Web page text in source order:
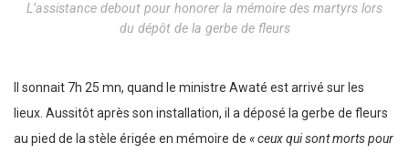
L’assistance debout pour honorer la mémoire des martyrs lors
du dépôt de la gerbe de fleurs
Il sonnait 7h 25 mn, quand le ministre Awaté est arrivé sur les
lieux. Aussitôt après son installation, il a déposé la gerbe de fleurs
au pied de la stèle érigée en mémoire de « ceux qui sont morts pour